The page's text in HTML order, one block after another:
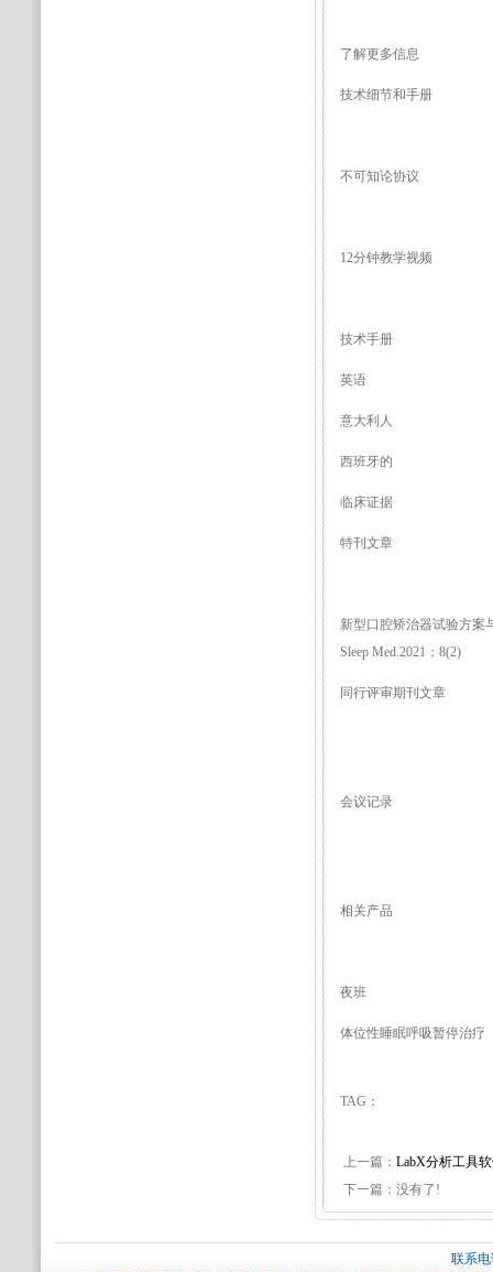
了解更多信息
技术细节和手册
不可知论协议
12分钟教学视频
技术手册
英语
意大利人
西班牙的
临床证据
特刊文章
新型口腔矫治器试验方案
Sleep Med.2021；8(2)
同行评审期刊文章
会议记录
相关产品
夜班
体位性睡眠呼吸暂停治疗
TAG：
上一篇： LabX分析工具
下一篇：没有了!
联系